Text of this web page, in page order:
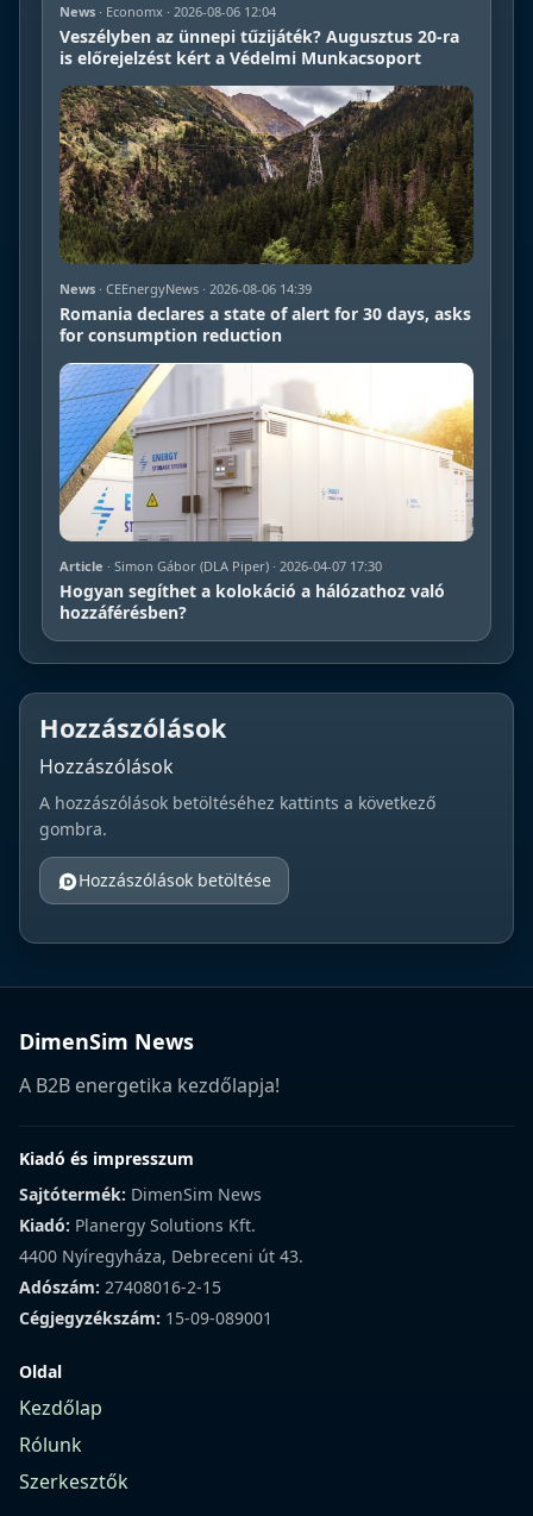
News · Economx · 2026-08-06 12:04
Veszélyben az ünnepi tűzijáték? Augusztus 20-ra
is előrejelzést kért a Védelmi Munkacsoport
News · CEEnergyNews · 2026-08-06 14:39
Romania declares a state of alert for 30 days, asks
for consumption reduction
Article · Simon Gábor (DLA Piper) · 2026-04-07 17:30
Hogyan segíthet a kolokáció a hálózathoz való
hozzáférésben?
Hozzászólások
Hozzászólások
A hozzászólások betöltéséhez kattints a következő
gombra.
Hozzászólások betöltése
DimenSim News
A B2B energetika kezdőlapja!
Kiadó és impresszum
Sajtótermék: DimenSim News
Kiadó: Planergy Solutions Kft.
4400 Nyíregyháza, Debreceni út 43.
Adószám: 27408016-2-15
Cégjegyzékszám: 15-09-089001
Oldal
Kezdőlap
Rólunk
Szerkesztők